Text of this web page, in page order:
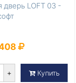
дверь LOFT 03 -
+ Купить